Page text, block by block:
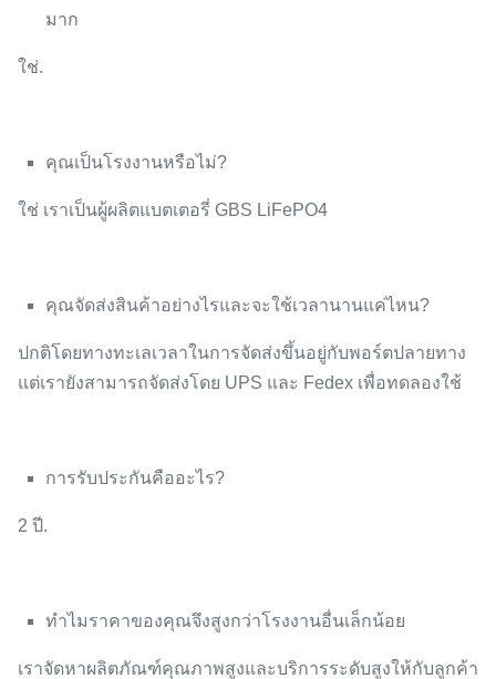
มาก
ใช่.
คุณเป็นโรงงานหรือไม่?
ใช่ เราเป็นผู้ผลิตแบตเตอรี่ GBS LiFePO4
คุณจัดส่งสินค้าอย่างไรและจะใช้เวลานานแค่ไหน?
ปกติโดยทางทะเลเวลาในการจัดส่งขึ้นอยู่กับพอร์ตปลายทาง
แต่เรายังสามารถจัดส่งโดย UPS และ Fedex เพื่อทดลองใช้
การรับประกันคืออะไร?
2 ปี.
ทำไมราคาของคุณจึงสูงกว่าโรงงานอื่นเล็กน้อย
เราจัดหาผลิตภัณฑ์คุณภาพสูงและบริการระดับสูงให้กับลูกค้า